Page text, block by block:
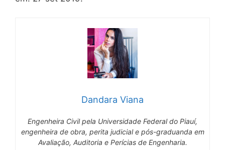
Dandara Viana
Engenheira Civil pela Universidade Federal do Piauí,
engenheira de obra, perita judicial e pós-graduanda em
Avaliação, Auditoria e Perícias de Engenharia.